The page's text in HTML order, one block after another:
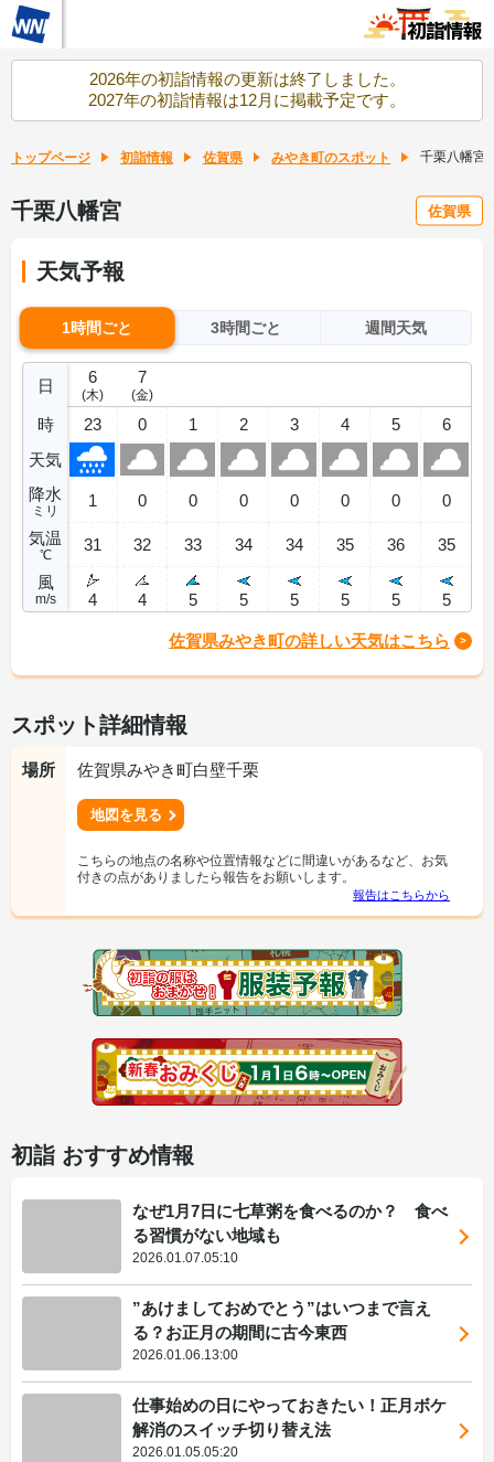
2026年の初詣情報の更新は終了しました。
2027年の初詣情報は12月に掲載予定です。
トップページ 初詣情報 佐賀県 みやき町のスポット 千栗八幡宮
千栗八幡宮 佐賀県
天気予報
1時間ごと 3時間ごと 週間天気
日
時
天気
降水
ミリ
気温
℃
風
m/s
6
(木)
23
1
31
4
7
(金)
0
0
32
4
1
0
33
5
2
0
34
5
3
0
34
5
4
0
35
5
5
0
36
5
6
0
35
5
佐賀県みやき町の詳しい天気はこちら
スポット詳細情報
場所 佐賀県みやき町白壁千栗
地図を見る
こちらの地点の名称や位置情報などに間違いがあるなど、お気
付きの点がありましたら報告をお願いします。
報告はこちらから
初詣 おすすめ情報
なぜ1月7日に七草粥を食べるのか？ 食べ
る習慣がない地域も
2026.01.07.05:10
”あけましておめでとう”はいつまで言え
る？お正月の期間に古今東西
2026.01.06.13:00
仕事始めの日にやっておきたい！正月ボケ
解消のスイッチ切り替え法
2026.01.05.05:20